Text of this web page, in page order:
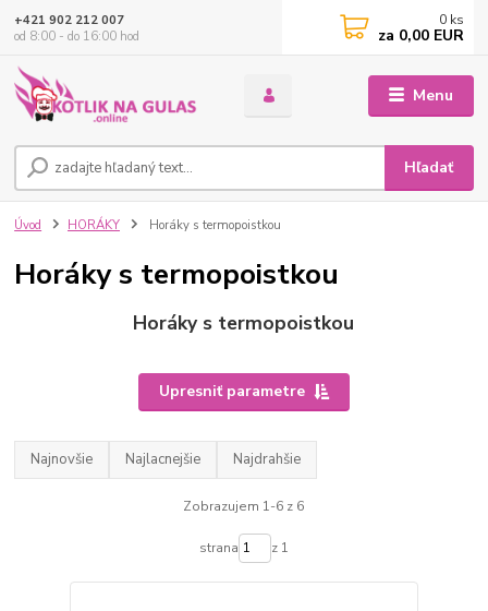
Menu
Hľadať
+421 902 212 007
od 8:00 - do 16:00 hod
0 ks
za 0,00 EUR
Úvod HORÁKY Horáky s termopoistkou
Horáky s termopoistkou
Horáky s termopoistkou
Upresniť parametre
Najnovšie Najlacnejšie Najdrahšie
Zobrazujem 1-6 z 6
strana z 1